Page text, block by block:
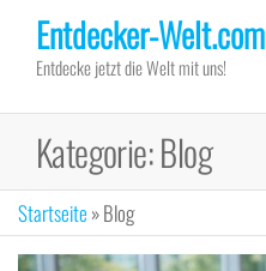
springen
Entdecker-Welt.com
Entdecke jetzt die Welt mit uns!
Kategorie:Blog
Startseite »Blog